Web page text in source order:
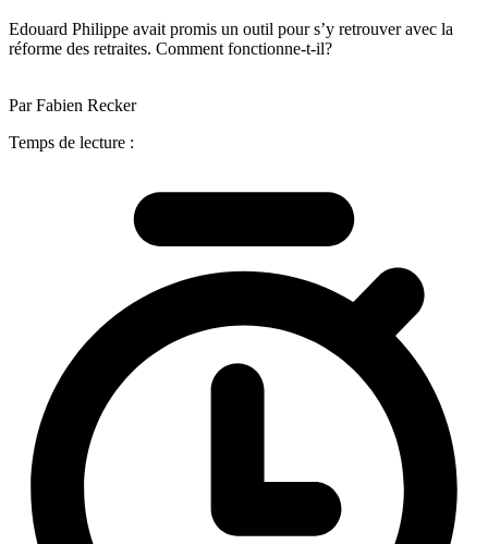
Edouard Philippe avait promis un outil pour s’y retrouver avec la
réforme des retraites. Comment fonctionne-t-il?
Par Fabien Recker
Temps de lecture :